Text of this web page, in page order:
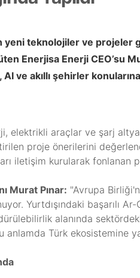
teknolojiler ve projeler
Enerjisa Enerji CEO’su
ve akıllı şehirler
elektrikli araçlar ve şarj
proje önerilerini
iletişim kurularak
Murat Pınar: "Avrupa
Yurtdışındaki başarılı
alanında
anlamda Türk ekosistemine